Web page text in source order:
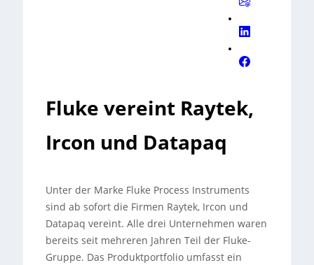
Fluke vereint Raytek,
Ircon und Datapaq
Unter der Marke Fluke Process Instruments
sind ab sofort die Firmen Raytek, Ircon und
Datapaq vereint. Alle drei Unternehmen waren
bereits seit mehreren Jahren Teil der Fluke-
Gruppe. Das Produktportfolio umfasst ein